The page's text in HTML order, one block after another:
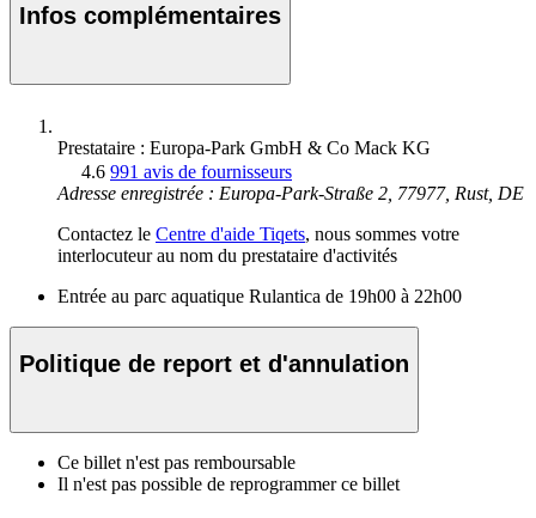
Infos complémentaires
Prestataire : Europa-Park GmbH & Co Mack KG
4.6 991 avis de fournisseurs
Adresse enregistrée : Europa-Park-Straße 2, 77977, Rust, DE
Contactez le Centre d'aide Tiqets, nous sommes votre
interlocuteur au nom du prestataire d'activités
Entrée au parc aquatique Rulantica de 19h00 à 22h00
Politique de report et d'annulation
Ce billet n'est pas remboursable
Il n'est pas possible de reprogrammer ce billet